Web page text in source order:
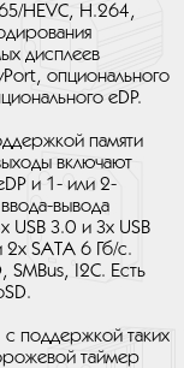
HEVC, H.264,
дисплеев
опционального
eDP.
памяти
включают
и 1- или 2-
вывода
USB 3.0 и 3x USB
SATA 6 Гб/с.
SMBus, I2C. Есть
с поддержкой таких
таймер